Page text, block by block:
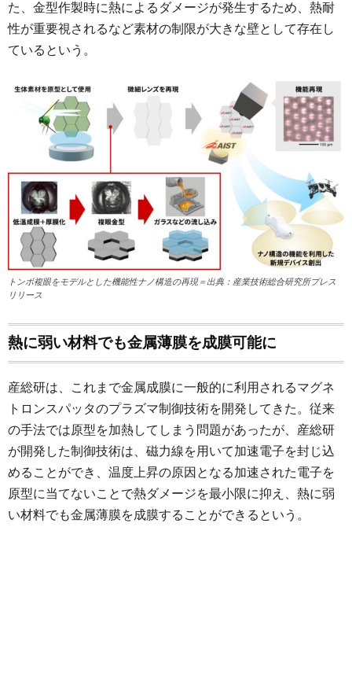
た、金型作製時に熱によるダメージが発生するため、熱耐
性が重要視されるなど素材の制限が大きな壁として存在し
ているという。
トンボ複眼をモデルとした機能性ナノ構造の再現＝出典：産業技術総合研究所プレス
リリース
熱に弱い材料でも金属薄膜を成膜可能に
産総研は、これまで金属成膜に一般的に利用されるマグネ
トロンスパッタのプラズマ制御技術を開発してきた。従来
の手法では原型を加熱してしまう問題があったが、産総研
が開発した制御技術は、磁力線を用いて加速電子を封じ込
めることができ、温度上昇の原因となる加速された電子を
原型に当てないことで熱ダメージを最小限に抑え、熱に弱
い材料でも金属薄膜を成膜することができるという。